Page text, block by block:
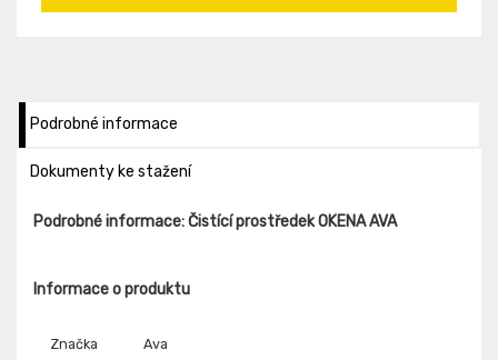
Podrobné informace
Dokumenty ke stažení
Podrobné informace: Čistící prostředek OKENA AVA
Informace o produktu
Značka Ava